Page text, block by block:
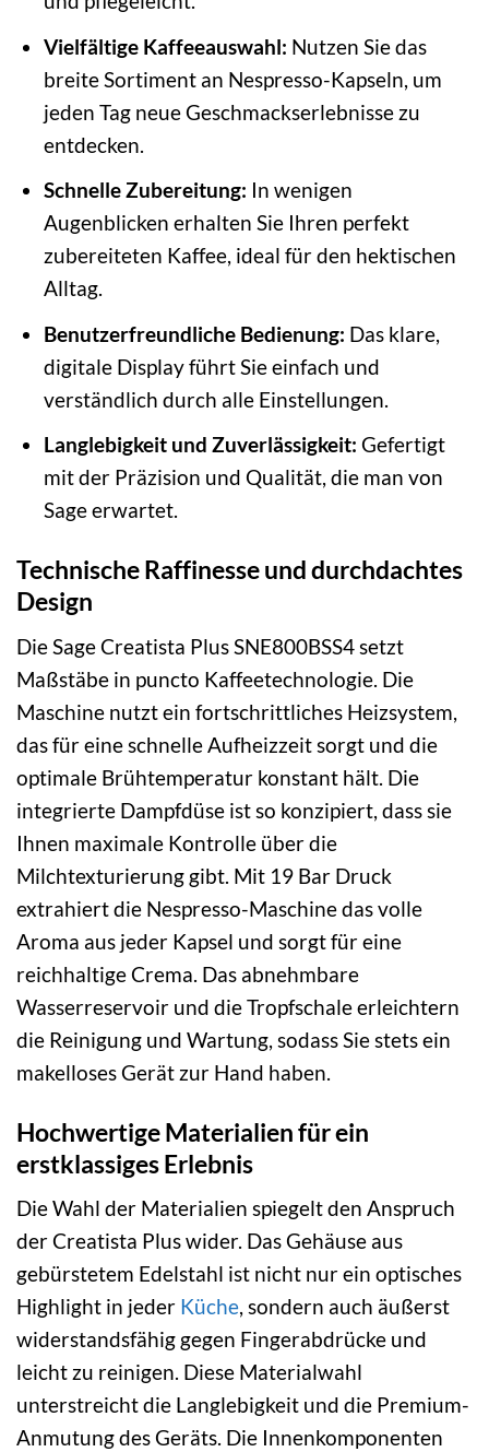
Vielfältige Kaffeeauswahl: Nutzen Sie das
breite Sortiment an Nespresso-Kapseln, um
jeden Tag neue Geschmackserlebnisse zu
entdecken.
Schnelle Zubereitung: In wenigen
Augenblicken erhalten Sie Ihren perfekt
zubereiteten Kaffee, ideal für den hektischen
Alltag.
Benutzerfreundliche Bedienung: Das klare,
digitale Display führt Sie einfach und
verständlich durch alle Einstellungen.
Langlebigkeit und Zuverlässigkeit: Gefertigt
mit der Präzision und Qualität, die man von
Sage erwartet.
Technische Raffinesse und durchdachtes
Design
Die Sage Creatista Plus SNE800BSS4 setzt
Maßstäbe in puncto Kaffeetechnologie. Die
Maschine nutzt ein fortschrittliches Heizsystem,
das für eine schnelle Aufheizzeit sorgt und die
optimale Brühtemperatur konstant hält. Die
integrierte Dampfdüse ist so konzipiert, dass sie
Ihnen maximale Kontrolle über die
Milchtexturierung gibt. Mit 19 Bar Druck
extrahiert die Nespresso-Maschine das volle
Aroma aus jeder Kapsel und sorgt für eine
reichhaltige Crema. Das abnehmbare
Wasserreservoir und die Tropfschale erleichtern
die Reinigung und Wartung, sodass Sie stets ein
makelloses Gerät zur Hand haben.
Hochwertige Materialien für ein
erstklassiges Erlebnis
Die Wahl der Materialien spiegelt den Anspruch
der Creatista Plus wider. Das Gehäuse aus
gebürstetem Edelstahl ist nicht nur ein optisches
Highlight in jeder Küche, sondern auch äußerst
widerstandsfähig gegen Fingerabdrücke und
leicht zu reinigen. Diese Materialwahl
unterstreicht die Langlebigkeit und die Premium-
Anmutung des Geräts. Die Innenkomponenten